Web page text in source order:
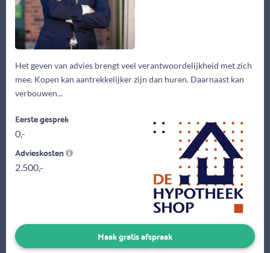
Het geven van advies brengt veel verantwoordelijkheid met zich
mee. Kopen kan aantrekkelijker zijn dan huren. Daarnaast kan
verbouwen...
Eerste gesprek
0,-
Advieskosten
2.500,-
Maak gratis afspraak